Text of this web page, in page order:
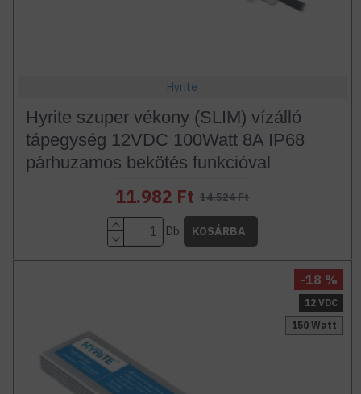
Hyrite
Hyrite szuper vékony (SLIM) vízálló
tápegység 12VDC 100Watt 8A IP68
párhuzamos bekötés funkcióval
11.982 Ft 14.524 Ft
Db KOSÁRBA
12 VDC
150 Watt
-18 %